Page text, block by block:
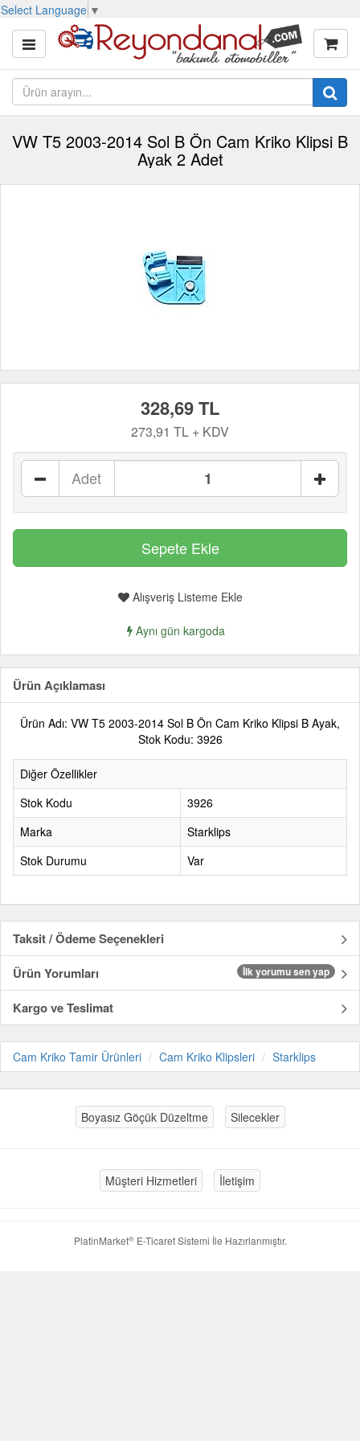
Select Language ▼
VW T5 2003-2014 Sol B Ön Cam Kriko Klipsi B
Ayak 2 Adet
328,69 TL
273,91 TL + KDV
Adet
Alışveriş Listeme Ekle
Aynı gün kargoda
Ürün Açıklaması
Ürün Adı: VW T5 2003-2014 Sol B Ön Cam Kriko Klipsi B Ayak,
Stok Kodu: 3926
Diğer Özellikler
Stok Kodu
3926
Marka
Starklips
Stok Durumu
Var
Taksit / Ödeme Seçenekleri
Ürün Yorumları
İlk yorumu sen yap
Kargo ve Teslimat
Cam Kriko Tamir Ürünleri Cam Kriko Klipsleri Starklips
Boyasız Göçük Düzeltme Silecekler
Müşteri Hizmetleri İletişim
PlatinMarket®E-Ticaret Sistemi İle Hazırlanmıştır.